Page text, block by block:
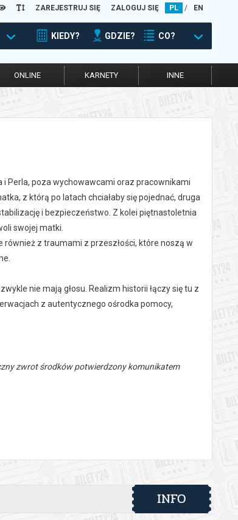
ZAREJESTRUJ SIĘ ZALOGUJ SIĘ PL / EN
KIEDY? GDZIE? CO?
ONLINE KARNETY INNE
i Perla, poza wychowawcami oraz pracownikami
z którą po latach chciałaby się pojednać, druga
i bezpieczeństwo. Z kolei piętnastoletnia
swojej matki.
również z traumami z przeszłości, które noszą w
nie mają głosu. Realizm historii łączy się tu z
z autentycznego ośrodka pomocy,
zwrot środków potwierdzony komunikatem
INFO